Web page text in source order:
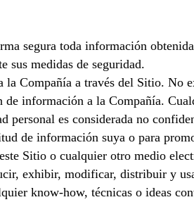
segura toda información
sus medidas de seguridad.
Compañía a través del Sitio. No
información a la Compañía.
personal es considerada no
de información suya o para
Sitio o cualquier otro medio
exhibir, modificar, distribuir y
know-how, técnicas o ideas